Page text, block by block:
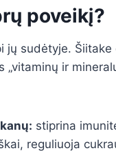
poveikį?
jų sudėtyje. Šiitake
„vitaminų ir
stiprina
reguliuoja